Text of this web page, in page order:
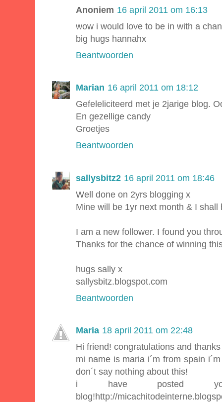
Anoniem 16 april 2011 om 16:13
wow i would love to be in with a
big hugs hannahx
Beantwoorden
Marian 16 april 2011 om 18:12
Gefeleliciteerd met je 2jarige blog.
En gezellige candy
Groetjes
Beantwoorden
sallysbitz2 16 april 2011 om 18:46
Well done on 2yrs blogging x
Mine will be 1yr next month & I shall
I am a new follower. I found you
Thanks for the chance of winning
hugs sally x
sallysbitz.blogspot.com
Beantwoorden
Maria 18 april 2011 om 22:48
Hi friend! congratulations and
mi name is maria i´m from spain
don´t say nothing about this!
i have posted
blog!http://